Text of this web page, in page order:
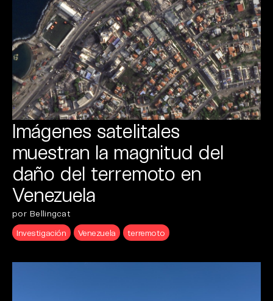
Imágenes satelitales
muestran la magnitud del
daño del terremoto en
Venezuela
por Bellingcat
Investigación
Venezuela terremoto